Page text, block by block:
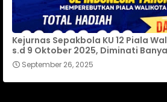
Kejurnas Sepakbola KU 12 Piala
s.d 9 Oktober 2025, Diminati
September 26, 2025